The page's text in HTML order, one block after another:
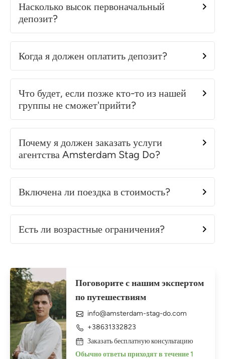
Насколько высок первоначальный
депозит?
Когда я должен оплатить депозит?
Что будет, если позже кто-то из нашей
группы не сможет'прийти?
Почему я должен заказать услуги
агентства Amsterdam Stag Do?
Включена ли поездка в стоимость?
Есть ли возрастные ограничения?
Поговорите с нашим экспертом
по путешествиям
info@amsterdam-stag-do.com
+38631332823
Заказать бесплатную консультацию
Обычно ответы приходят в течение 1